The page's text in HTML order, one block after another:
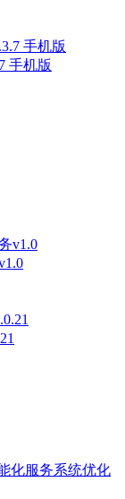
手机版